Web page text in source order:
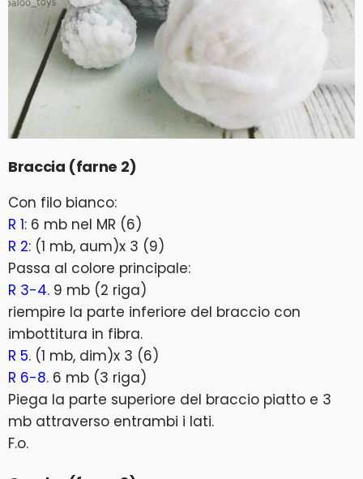
Braccia (farne 2)
Con filo bianco:
R 1: 6 mb nel MR (6)
R 2: (1 mb, aum)x 3 (9)
Passa al colore principale:
R 3-4. 9 mb (2 riga)
riempire la parte inferiore del braccio con
imbottitura in fibra.
R 5. (1 mb, dim)x 3 (6)
R 6-8. 6 mb (3 riga)
Piega la parte superiore del braccio piatto e 3
mb attraverso entrambi i lati.
F.o.